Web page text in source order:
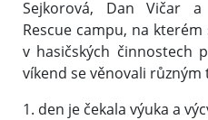
Sejkorová, Dan Vičar
Rescue campu, na
v hasičských činnostech
víkend se věnovali různým
1. den je čekala výuka a